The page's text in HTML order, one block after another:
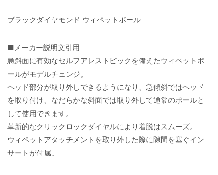
ブラックダイヤモンド ウィペットポール
■メーカー説明文引用
急斜面に有効なセルフアレストピックを備えたウィペットポ
ールがモデルチェンジ。
ヘッド部分が取り外しできるようになり、急傾斜ではヘッド
を取り付け、なだらかな斜面では取り外して通常のポールと
して使用できます。
革新的なクリックロックダイヤルにより着脱はスムーズ。
ウィペットアタッチメントを取り外した際に隙間を塞ぐイン
サートが付属。